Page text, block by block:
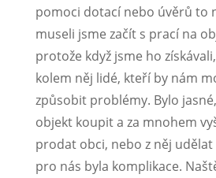
pomoci dotací nebo úvěrů to
museli jsme začít s prací na
protože když jsme ho
kolem něj lidé, kteří by nám
způsobit problémy. Bylo
objekt koupit a za mnohem
prodat obci, nebo z něj
pro nás byla komplikace.